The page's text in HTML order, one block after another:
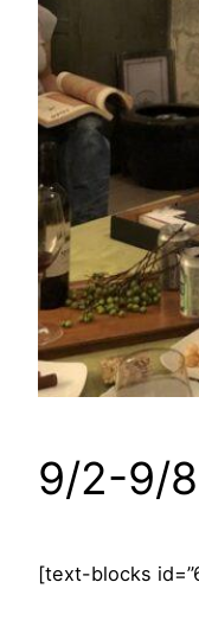
9/2-9/8
[text-blocks